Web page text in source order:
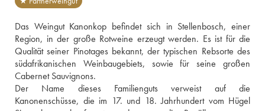
Das Weingut Kanonkop befindet sich in Stellenbosch, einer
Region, in der große Rotweine erzeugt werden. Es ist für die
Qualität seiner Pinotages bekannt, der typischen Rebsorte des
südafrikanischen Weinbaugebiets, sowie für seine großen
Cabernet Sauvignons.
Der Name dieses Familienguts verweist auf die
Kanonenschüsse, die im 17. und 18. Jahrhundert vom Hügel